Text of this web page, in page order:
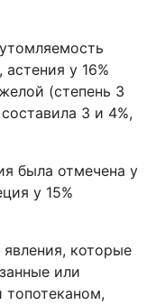
у 16%
(степень 3
3 и 4%,
была отмечена у
у 15%
которые
или
топотеканом,